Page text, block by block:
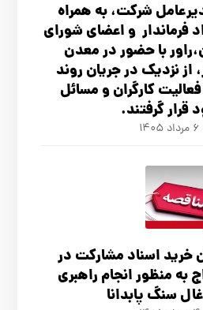
شرکت، به همراه
فرماندار و اعضای شورای
با حضور در معدن
نزدیک در جریان روند
کارگران و مسائل
قرار گرفتند.
۶ مرداد ۱۴۰۵
خرید اسناد مشارکت در
به منظور انجام راهبری
سنگ پابدانا